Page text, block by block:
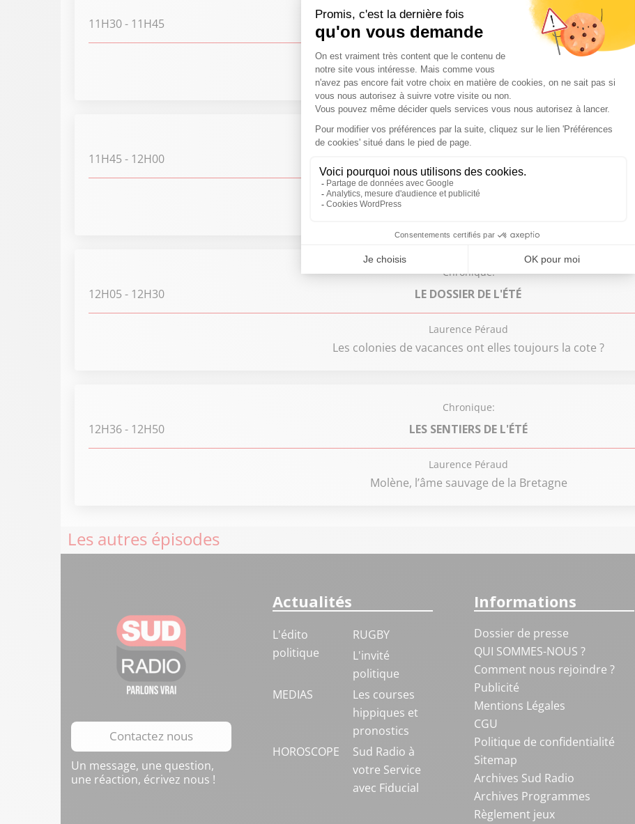
11H30- 11H45 DÉTOURS DE VACANCES
Laurence Péraud
Quand les cabanes se mélangent au château
Chronique:
11H45 - 12H00
Laurence Péraud
Chronique:
12H05 - 12H30 LE DOSSIER DE L'ÉTÉ
Laurence Péraud
Les colonies de vacances ont elles toujours la cote ?
Chronique:
12H36- 12H50 LES SENTIERS DE L'ÉTÉ
Laurence Péraud
Molène, l’âme sauvage de la Bretagne
Les autres épisodes
Contactez nous
Un message, une question,
une réaction, écrivez nous !
Actualités
L'édito
politique
RUGBY
L'invité
politique
MEDIAS
Les courses
hippiques et
pronostics
HOROSCOPE
Sud Radio à
votre Service
avec Fiducial
Informations
Dossier de presse
QUI SOMMES-NOUS ?
Comment nous rejoindre ?
Publicité
Mentions Légales
CGU
Politique de confidentialité
Sitemap
Archives Sud Radio
Archives Programmes
Règlement jeux